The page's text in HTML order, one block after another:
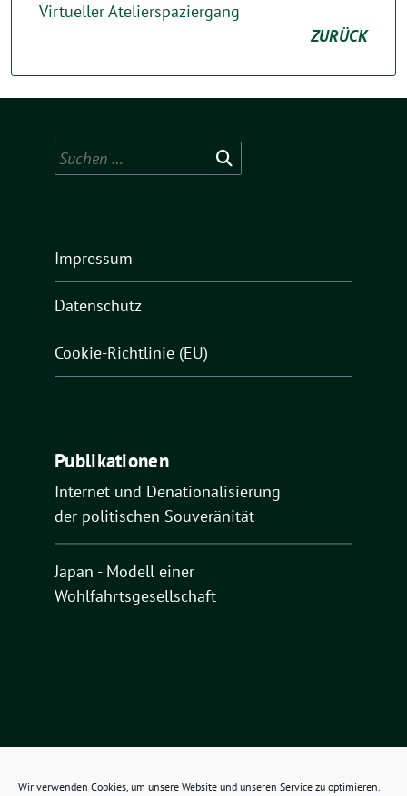
Wir verwenden Cookies, um unsere Website und unseren Service zu optimieren.
Virtueller Atelierspaziergang
ZURÜCK
Suchen
nach:
Impressum
Datenschutz
Cookie-Richtlinie (EU)
Publikationen
Internet und Denationalisierung
der politischen Souveränität
Japan - Modell einer
Wohlfahrtsgesellschaft